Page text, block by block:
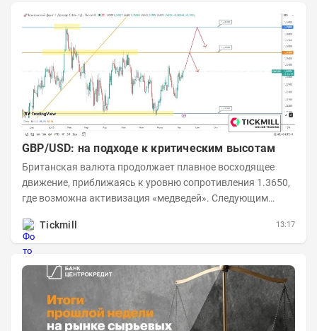
GBP/USD: на подходе к критическим высотам
Британская валюта продолжает плавное восходящее
движение, приближаясь к уровню сопротивления 1.3650,
где возможна активизация «медведей». Следующим
Tickmill
13:17